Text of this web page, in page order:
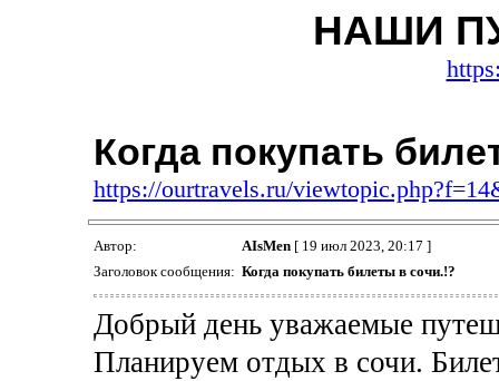
НАШИ
Когда покупать
https://ourtravels.ru/
Автор: AIsMen[ 19 июл 2023, 20:17 ]
Заголовок сообщения: Когда покупать билеты в сочи.!?
Добрый день уважаемые
Планируем отдых в сочи.